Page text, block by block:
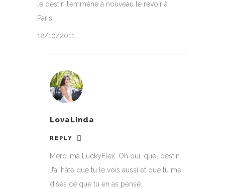
le destin t’emmène à nouveau le revoir à
Paris…
12/10/2011
LovaLinda
REPLY
Merci ma LuckyFlex. Oh oui, quel destin.
J’ai hâte que tu le vois aussi et que tu me
dises ce que tu en as pensé.